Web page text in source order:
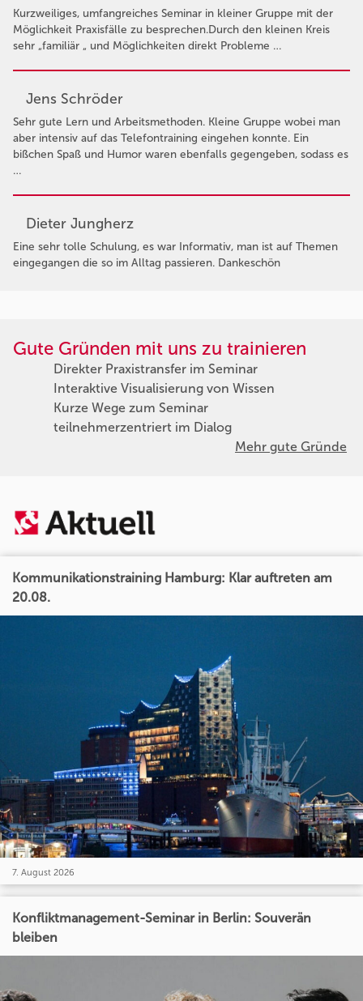
Kurzweiliges, umfangreiches Seminar in kleiner Gruppe mit der
Möglichkeit Praxisfälle zu besprechen.Durch den kleinen Kreis
sehr „familiär „ und Möglichkeiten direkt Probleme …
Jens Schröder
Sehr gute Lern und Arbeitsmethoden. Kleine Gruppe wobei man
aber intensiv auf das Telefontraining eingehen konnte. Ein
bißchen Spaß und Humor waren ebenfalls gegengeben, sodass es
…
Dieter Jungherz
Eine sehr tolle Schulung, es war Informativ, man ist auf Themen
eingegangen die so im Alltag passieren. Dankeschön
Gute Gründen mit uns zu trainieren
Direkter Praxistransfer im Seminar
Interaktive Visualisierung von Wissen
Kurze Wege zum Seminar
teilnehmerzentriert im Dialog
Mehr gute Gründe
Kommunikationstraining Hamburg: Klar auftreten am
20.08.
7. August 2026
Konfliktmanagement-Seminar in Berlin: Souverän
bleiben